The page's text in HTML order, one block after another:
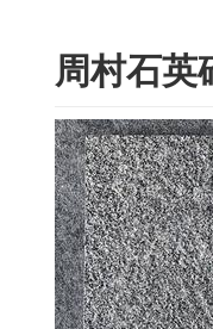
周村石英